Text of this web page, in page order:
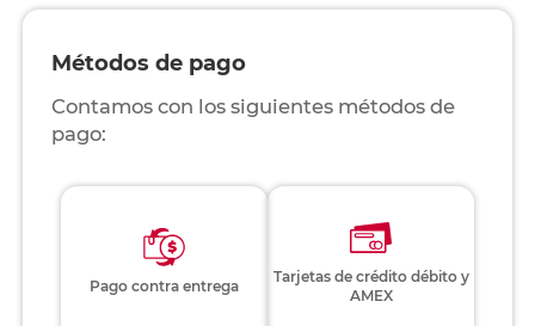
Métodos de pago
Contamos con los siguientes métodos de
pago:
Pago contra entrega
Tarjetas de crédito débito y
AMEX